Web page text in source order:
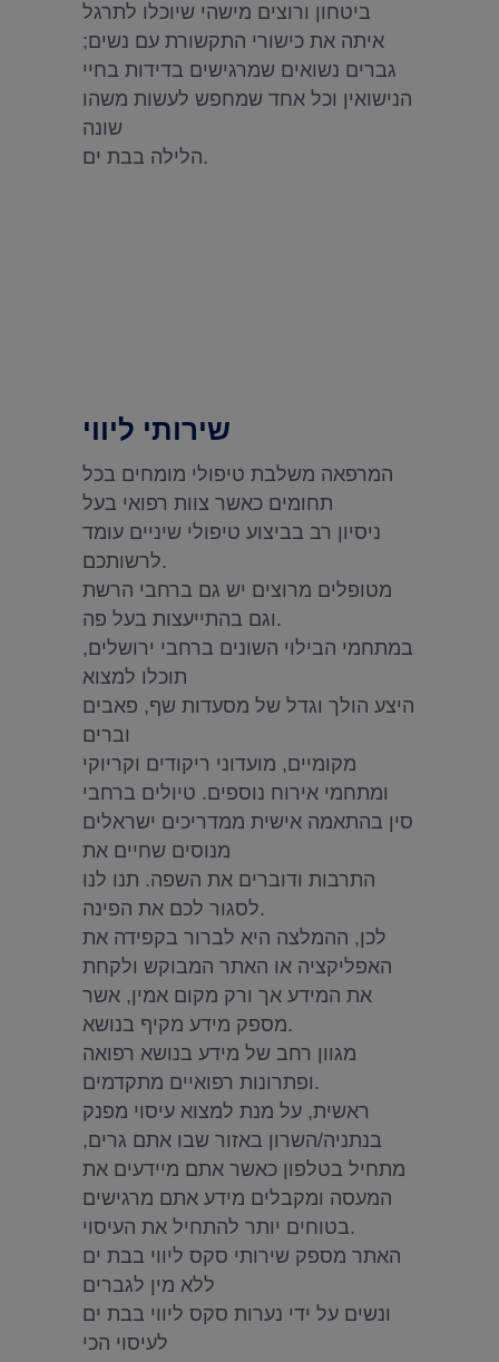
ביטחון ורוצים מישהי שיוכלו לתרגל
איתה את כישורי התקשורת עם נשים;
גברים נשואים שמרגישים בדידות בחיי
הנישואין וכל אחד שמחפש לעשות משהו
שונה
הלילה בבת ים.
שירותי ליווי
המרפאה משלבת טיפולי מומחים בכל
תחומים כאשר צוות רפואי בעל
ניסיון רב בביצוע טיפולי שיניים עומד
לרשותכם.
מטופלים מרוצים יש גם ברחבי הרשת
וגם בהתייעצות בעל פה.
במתחמי הבילוי השונים ברחבי ירושלים,
תוכלו למצוא
היצע הולך וגדל של מסעדות שף, פאבים
וברים
מקומיים, מועדוני ריקודים וקריוקי
ומתחמי אירוח נוספים. טיולים ברחבי
סין בהתאמה אישית ממדריכים ישראלים
מנוסים שחיים את
התרבות ודוברים את השפה. תנו לנו
לסגור לכם את הפינה.
לכן, ההמלצה היא לברור בקפידה את
האפליקציה או האתר המבוקש ולקחת
את המידע אך ורק מקום אמין, אשר
מספק מידע מקיף בנושא.
מגוון רחב של מידע בנושא רפואה
ופתרונות רפואיים מתקדמים.
ראשית, על מנת למצוא עיסוי מפנק
בנתניה/השרון באזור שבו אתם גרים,
מתחיל בטלפון כאשר אתם מיידעים את
המעסה ומקבלים מידע אתם מרגישים
בטוחים יותר להתחיל את העיסוי.
האתר מספק שירותי סקס ליווי בבת ים
ללא מין לגברים
ונשים על ידי נערות סקס ליווי בבת ים
לעיסוי הכי